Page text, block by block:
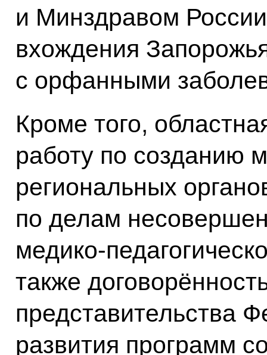
и Минздравом
вхождения
с орфанными
Кроме того,
работу по созданию
региональных
по делам
медико-
также
представительства
развития программ